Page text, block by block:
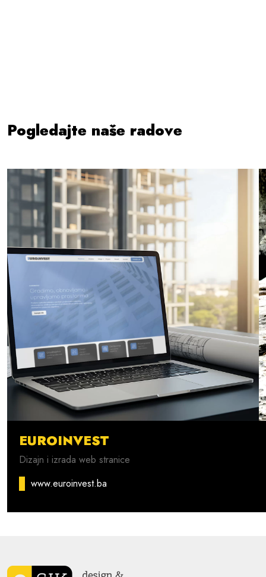
Pogledajte naše radove
EUROINVEST
Dizajn i izrada web stranice
www.euroinvest.ba